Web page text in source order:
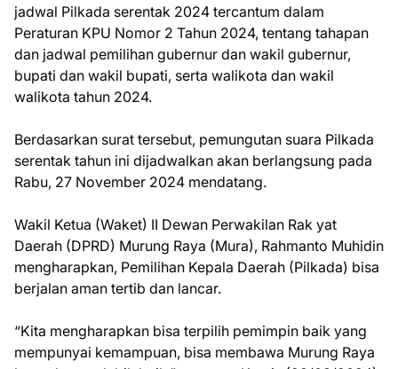
jadwal Pilkada serentak 2024 tercantum dalam
Peraturan KPU Nomor 2 Tahun 2024, tentang tahapan
dan jadwal pemilihan gubernur dan wakil gubernur,
bupati dan wakil bupati, serta walikota dan wakil
walikota tahun 2024.
Berdasarkan surat tersebut, pemungutan suara Pilkada
serentak tahun ini dijadwalkan akan berlangsung pada
Rabu, 27 November 2024 mendatang.
Wakil Ketua (Waket) II Dewan Perwakilan Rak yat
Daerah (DPRD) Murung Raya (Mura), Rahmanto Muhidin
mengharapkan, Pemilihan Kepala Daerah (Pilkada) bisa
berjalan aman tertib dan lancar.
“Kita mengharapkan bisa terpilih pemimpin baik yang
mempunyai kemampuan, bisa membawa Murung Raya